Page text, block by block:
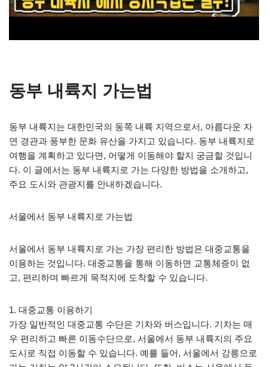
동부 내륙지 가는법
동부 내륙지는 대한민국의 동쪽 내륙 지역으로서, 아름다운 자
연 경관과 풍부한 문화 유산을 가지고 있습니다. 동부 내륙지로
여행을 계획하고 있다면, 어떻게 이동해야 할지 궁금할 것입니
다. 이 글에서는 동부 내륙지로 가는 다양한 방법을 소개하고,
주요 도시와 관광지를 안내하겠습니다.
서울에서 동부 내륙지로 가는법
서울에서 동부 내륙지로 가는 가장 편리한 방법은 대중교통을
이용하는 것입니다. 대중교통을 통해 이동하면 교통체증이 없
고, 편리하며 빠르게 목적지에 도착할 수 있습니다.
1. 대중교통 이용하기
가장 일반적인 대중교통 수단은 기차와 버스입니다. 기차는 매
우 편리하고 빠른 이동수단으로, 서울에서 동부 내륙지의 주요
도시로 직접 이동할 수 있습니다. 예를 들어, 서울에서 강릉으로